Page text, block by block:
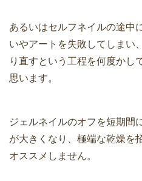
あるいはセルフネイルの途中
いやアートを失敗してしまい
り直すという工程を何度かし
思います。
ジェルネイルのオフを短期間
が大きくなり、極端な乾燥を
オススメしません。